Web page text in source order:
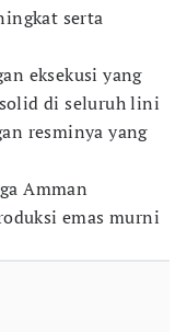
serta
eksekusi yang
di seluruh lini
resminya yang
Amman
emas murni